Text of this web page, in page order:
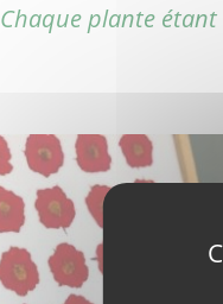
Chaque plante